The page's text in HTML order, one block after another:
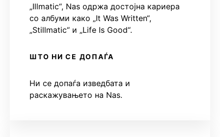
„Illmatic“, Nas одржа достојна кариера
со албуми како „It Was Written“,
„Stillmatic“ и „Life Is Good“.
ШТО НИ СЕ ДОПАЃА
Ни се допаѓа изведбата и
раскажувањето на Nas.